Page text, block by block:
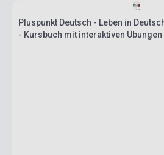
Pluspunkt Deutsch - Leben in
- Kursbuch mit interaktiven